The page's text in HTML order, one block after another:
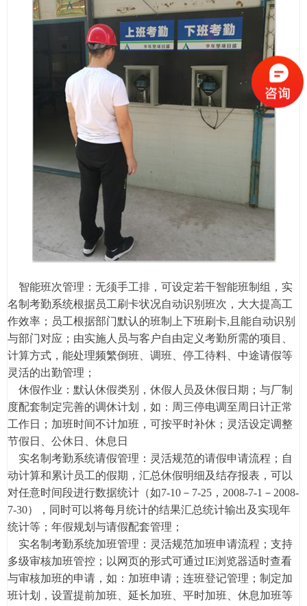
智能班次管理：无须手工排，可设定若干智能班制组，实
名制考勤系统根据员工刷卡状况自动识别班次，大大提高工
作效率；员工根据部门默认的班制上下班刷卡,且能自动识别
与部门对应；由实施人员与客户自由定义考勤所需的项目、
计算方式，能处理频繁倒班、调班、停工待料、中途请假等
灵活的出勤管理；
休假作业：默认休假类别，休假人员及休假日期；与厂制
度配套制定完善的调休计划，如：周三停电调至周日计正常
工作日；加班时间不计加班，可按平时补休；灵活设定调整
节假日、公休日、休息日
实名制考勤系统请假管理：灵活规范的请假申请流程；自
动计算和累计员工的假期，汇总休假明细及结存报表，可以
对任意时间段进行数据统计（如7-10－7-25，2008-7-1－2008-
7-30），同时可以将每月统计的结果汇总统计输出及实现年
统计等；年假规划与请假配套管理；
实名制考勤系统加班管理：灵活规范加班申请流程；支持
多级审核加班管控；以网页的形式可通过IE浏览器适时查看
与审核加班的申请，如：加班申请；连班登记管理；制定加
班计划，设置提前加班、延长加班、平时加班、休息加班等